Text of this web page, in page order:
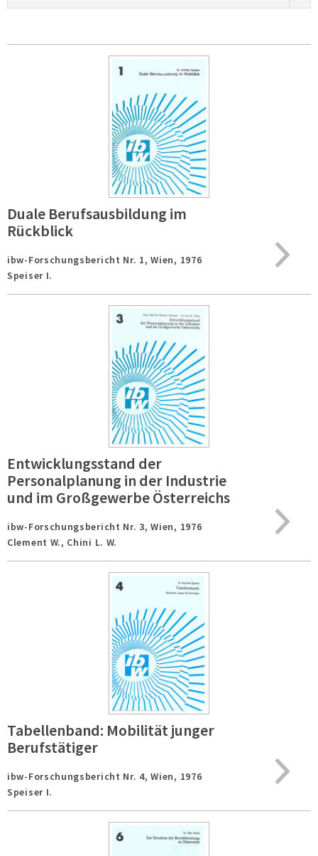
Duale Berufsausbildung im
Rückblick
ibw-Forschungsbericht Nr. 1,Wien, 1976
Speiser I.
Entwicklungsstand der
Personalplanung in der Industrie
und im Großgewerbe Österreichs
ibw-Forschungsbericht Nr. 3,Wien, 1976
Clement W., Chini L. W.
Tabellenband: Mobilität junger
Berufstätiger
ibw-Forschungsbericht Nr. 4,Wien, 1976
Speiser I.